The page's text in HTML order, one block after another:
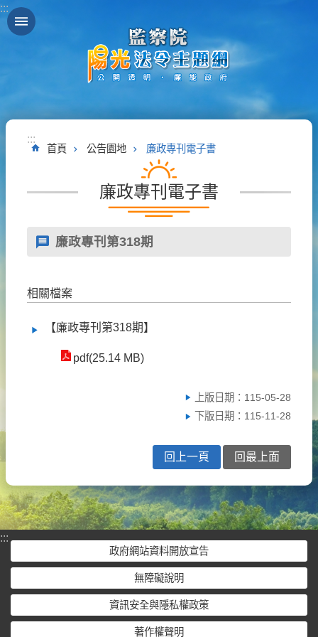
跳到主要內容區塊
:::
:::
首頁 公告園地 廉政專刊電子書
廉政專刊電子書
廉政專刊第318期
相關檔案
【廉政專刊第318期】
pdf(25.14 MB)
上版日期：115-05-28
下版日期：115-11-28
回上一頁 回最上面
:::
政府網站資料開放宣告
無障礙說明
資訊安全與隱私權政策
著作權聲明